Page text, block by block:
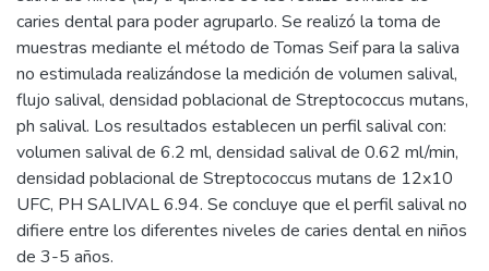
caries dental para poder agruparlo. Se realizó la toma de
muestras mediante el método de Tomas Seif para la saliva
no estimulada realizándose la medición de volumen salival,
flujo salival, densidad poblacional de Streptococcus mutans,
ph salival. Los resultados establecen un perfil salival con:
volumen salival de 6.2 ml, densidad salival de 0.62 ml/min,
densidad poblacional de Streptococcus mutans de 12x10
UFC, PH SALIVAL 6.94. Se concluye que el perfil salival no
difiere entre los diferentes niveles de caries dental en niños
de 3-5 años.